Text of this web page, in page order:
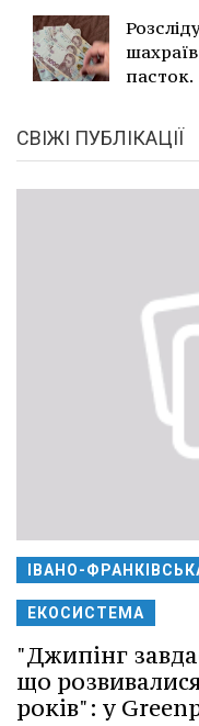
пасток.
СВІЖІ ПУБЛІКАЦІЇ
ІВАНО-
ЕКОСИСТЕМА
"Джипінг
що
років": у